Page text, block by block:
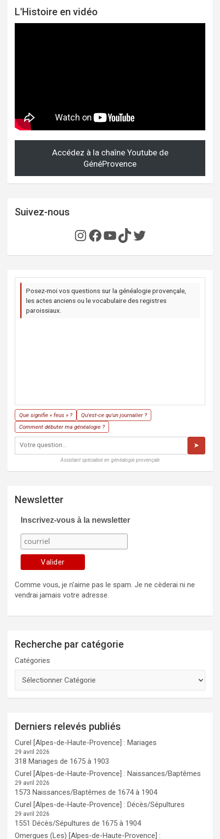
L'Histoire en vidéo
Accédez à la chaîne Youtube de
GénéProvence
Suivez-nous
Instagram
Facebook
YouTube
TikTok
Twitter
Posez-moi vos questions sur la généalogie provençale,
les actes anciens ou le vocabulaire des registres
paroissiaux.
Que signifie « feus » ?
Qu'est-ce qu'un journalier ?
Comment débuter ma généalogie ?
➤
Assistant spécialisé en généalogie provençale
Newsletter
Inscrivez-vous à la newsletter
Comme vous, je n'aime pas le spam. Je ne cèderai ni ne
vendrai jamais votre adresse.
Recherche par catégorie
Catégories
Derniers relevés publiés
Curel [Alpes-de-Haute-Provence] : Mariages
29 avril 2026
318 Mariages de 1675 à 1903
Curel [Alpes-de-Haute-Provence] : Naissances/Baptêmes
29 avril 2026
1573 Naissances/Baptêmes de 1674 à 1904
Curel [Alpes-de-Haute-Provence] : Décès/Sépultures
29 avril 2026
1551 Décès/Sépultures de 1675 à 1904
Omergues (Les) [Alpes-de-Haute-Provence] :